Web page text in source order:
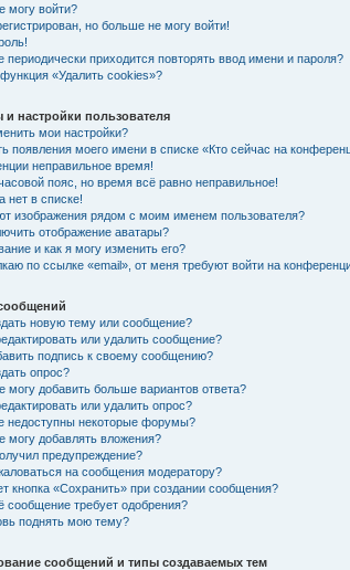
могу войти?
но больше не могу войти!
приходится повторять ввод имени и пароля?
«Удалить cookies»?
и настройки пользователя
мои настройки?
появления моего имени в списке «Кто сейчас на
неправильное время!
пояс, но время всё равно неправильное!
нет в списке!
изображения рядом с моим именем пользователя?
отображение аватары?
и как я могу изменить его?
по ссылке «email», от меня требуют войти на
новую тему или сообщение?
или удалить сообщение?
подпись к своему сообщению?
опрос?
могу добавить больше вариантов ответа?
или удалить опрос?
недоступны некоторые форумы?
могу добавлять вложения?
предупреждение?
на сообщения модератору?
кнопка «Сохранить» при создании сообщения?
требует одобрения?
поднять мою тему?
сообщений и типы создаваемых тем